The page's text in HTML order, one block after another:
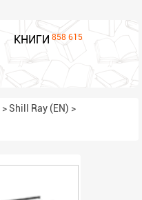
КНИГИ 858 615
>Shill Ray (EN) >